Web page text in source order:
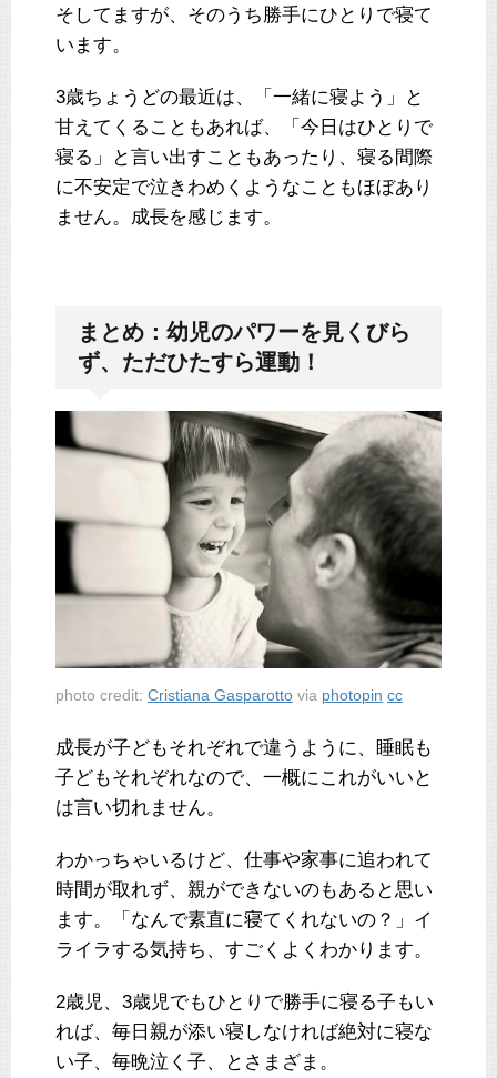
そしてますが、そのうち勝手にひとりで寝て
います。
3歳ちょうどの最近は、「一緒に寝よう」と
甘えてくることもあれば、「今日はひとりで
寝る」と言い出すこともあったり、寝る間際
に不安定で泣きわめくようなこともほぼあり
ません。成長を感じます。
まとめ：幼児のパワーを見くびら
ず、ただひたすら運動！
photo credit: Cristiana Gasparotto via photopin cc
成長が子どもそれぞれで違うように、睡眠も
子どもそれぞれなので、一概にこれがいいと
は言い切れません。
わかっちゃいるけど、仕事や家事に追われて
時間が取れず、親ができないのもあると思い
ます。「なんで素直に寝てくれないの？」イ
ライラする気持ち、すごくよくわかります。
2歳児、3歳児でもひとりで勝手に寝る子もい
れば、毎日親が添い寝しなければ絶対に寝な
い子、毎晩泣く子、とさまざま。